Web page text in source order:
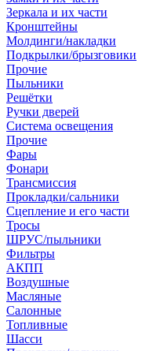
Зеркала и их части
Кронштейны
Молдинги/накладки
Подкрылки/брызговики
Прочие
Пыльники
Решётки
Ручки дверей
Система освещения
Прочие
Фары
Фонари
Трансмиссия
Прокладки/сальники
Сцепление и его части
Тросы
ШРУС/пыльники
Фильтры
АКПП
Воздушные
Масляные
Салонные
Топливные
Шасси